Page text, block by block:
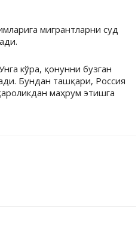
мигрантларни суд
кўра, қонунни бузган
Бундан ташқари, Россия
маҳрум этишга